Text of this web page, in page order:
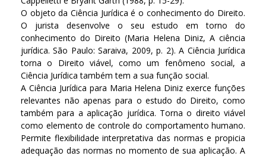
O objeto da Ciência Jurídica é o conhecimento do Direito.
O jurista desenvolve o seu estudo em torno do
conhecimento do Direito (Maria Helena Diniz, A ciência
jurídica. São Paulo: Saraiva, 2009, p. 2). A Ciência Jurídica
torna o Direito viável, como um fenômeno social, a
Ciência Jurídica também tem a sua função social.
A Ciência Jurídica para Maria Helena Diniz exerce funções
relevantes não apenas para o estudo do Direito, como
também para a aplicação jurídica. Torna o direito viável
como elemento de controle do comportamento humano.
Permite flexibilidade interpretativa das normas e propicia
adequação das normas no momento de sua aplicação. A